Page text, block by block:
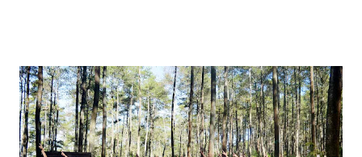
bisa dikunjungi di Kabupaten Karawang, Jawa Barat. Berikut
beberapa contoh tempat wisata di Karawang : Wisata Pantai di
Karawang : Pantai Tanjung Baru, Pantai Samudra Baru, Pantai
Pelangi, Pantai Pulau Putri. Wisata Air Terjun di Karawang :